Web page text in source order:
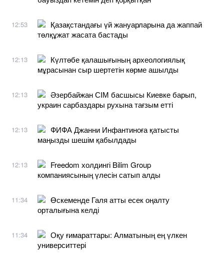
12:53
Қазақстандағы үй жануарларына да жаппай
төлқұжат жасата бастады
12:13
Күлтөбе қалашығының археологиялық
мұрасынан сыр шертетін көрме ашылды
12:13
Әзербайжан СІМ басшысы Киевке барып,
украин сарбаздары рухына тағзым етті
12:13
ФИФА Джанни Инфантиноға қатысты
маңызды шешім қабылдады
12:13
Freedom холдингі Bilim Group
компаниясының үлесін сатып алды
11:34
Өскеменде Галя атты есек оңалту
орталығына келді
11:34
Оқу ғимараттары: Алматының ең үлкен
университтері